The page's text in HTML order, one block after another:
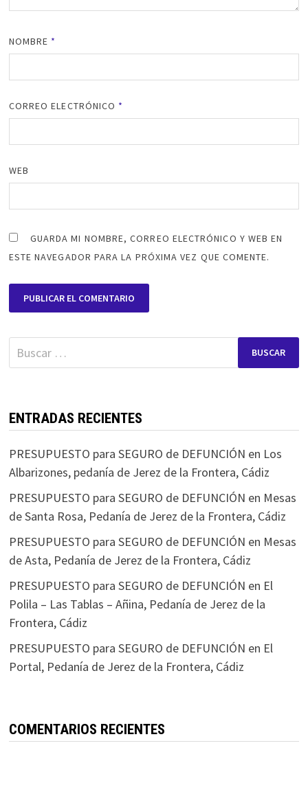
NOMBRE *
CORREO ELECTRÓNICO *
WEB
GUARDA MI NOMBRE, CORREO ELECTRÓNICO Y WEB EN
ESTE NAVEGADOR PARA LA PRÓXIMA VEZ QUE COMENTE.
Buscar:
ENTRADAS RECIENTES
PRESUPUESTO para SEGURO de DEFUNCIÓN en Los
Albarizones, pedanía de Jerez de la Frontera, Cádiz
PRESUPUESTO para SEGURO de DEFUNCIÓN en Mesas
de Santa Rosa, Pedanía de Jerez de la Frontera, Cádiz
PRESUPUESTO para SEGURO de DEFUNCIÓN en Mesas
de Asta, Pedanía de Jerez de la Frontera, Cádiz
PRESUPUESTO para SEGURO de DEFUNCIÓN en El
Polila – Las Tablas – Añina, Pedanía de Jerez de la
Frontera, Cádiz
PRESUPUESTO para SEGURO de DEFUNCIÓN en El
Portal, Pedanía de Jerez de la Frontera, Cádiz
COMENTARIOS RECIENTES